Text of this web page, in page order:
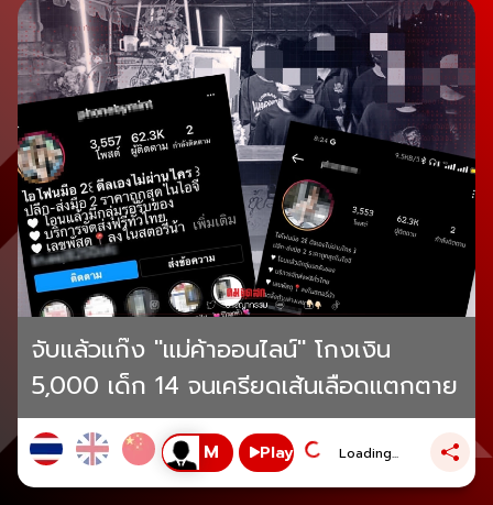
จับแล้วแก๊ง "แม่ค้าออนไลน์" โกงเงิน
5,000 เด็ก 14 จนเครียดเส้นเลือดแตกตาย
Play Loading...